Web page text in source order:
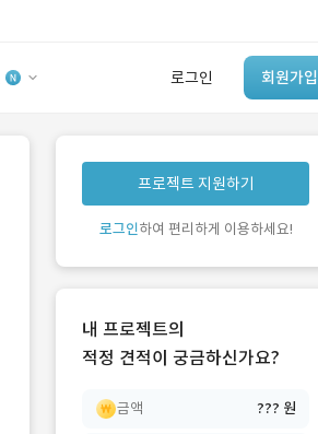
로그인 회원가입
유사사례 검색 AI
‘이런 거’ 만들어본
개발 회사 있어?
프로젝트 지원하기
로그인하여 편리하게 이용하세요!
내 프로젝트의
적정 견적이 궁금하신가요?
금액 ??? 원